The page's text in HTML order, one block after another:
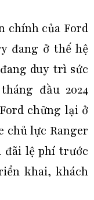
chính của Ford
đang ở thế hệ
duy trì sức
đầu 2024
chững lại ở
chủ lực Ranger
lệ phí trước
khai, khách